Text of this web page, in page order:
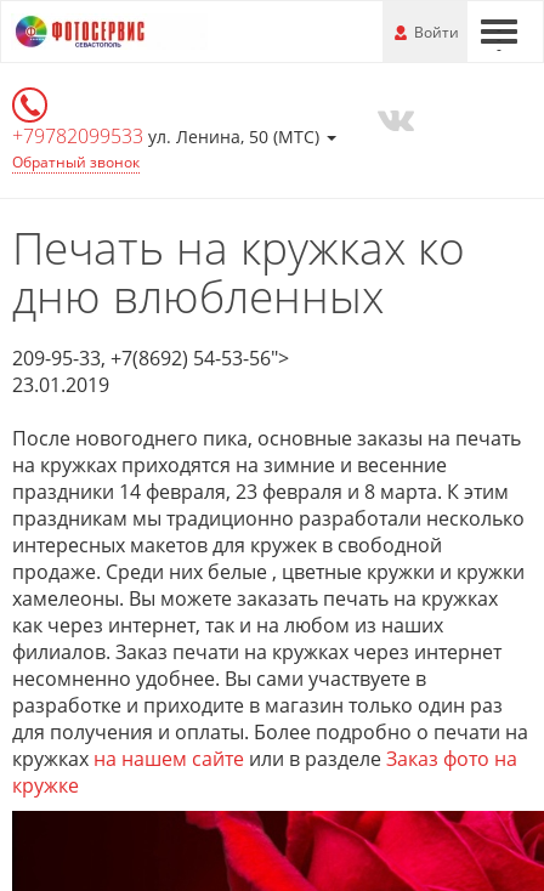
Перейти
к
информации
---
Войти
+79782099533 ул. Ленина, 50 (МТС)
Обратный звонок
Печать на кружках ко
дню влюбленных
209-95-33, +7(8692) 54-53-56">
23.01.2019
После новогоднего пика, основные заказы на печать
на кружках приходятся на зимние и весенние
праздники 14 февраля, 23 февраля и 8 марта. К этим
праздникам мы традиционно разработали несколько
интересных макетов для кружек в свободной
продаже. Среди них белые , цветные кружки и кружки
хамелеоны. Вы можете заказать печать на кружках
как через интернет, так и на любом из наших
филиалов. Заказ печати на кружках через интернет
несомненно удобнее. Вы сами участвуете в
разработке и приходите в магазин только один раз
для получения и оплаты. Более подробно о печати на
кружках на нашем сайте или в разделеЗаказ фото на
кружке